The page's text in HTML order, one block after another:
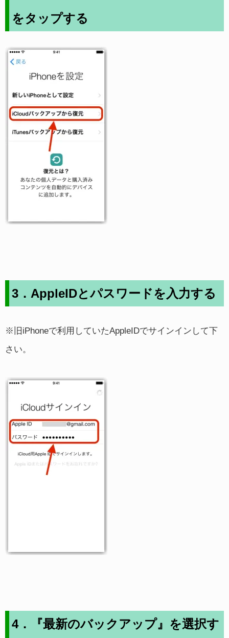
をタップする
3．AppleIDとパスワードを入力する
※旧iPhoneで利用していたAppleIDでサインインして下
さい。
4．『最新のバックアップ』を選択す